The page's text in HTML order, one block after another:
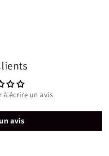
à écrire un avis
avis